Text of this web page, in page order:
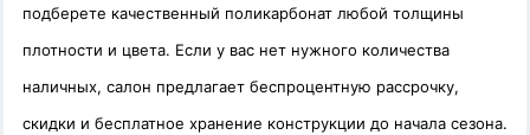
подберете качественный поликарбонат любой толщины
плотности и цвета. Если у вас нет нужного количества
наличных, салон предлагает беспроцентную рассрочку,
скидки и бесплатное хранение конструкции до начала сезона.